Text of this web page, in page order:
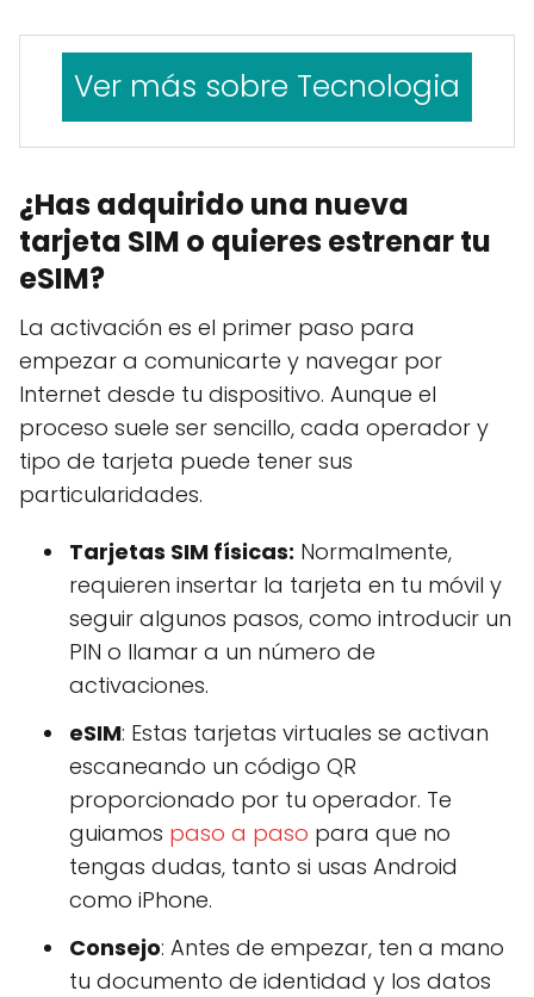
Ver más sobre Tecnologia
¿Has adquirido una nueva
tarjeta SIM o quieres estrenar tu
eSIM?
La activación es el primer paso para
empezar a comunicarte y navegar por
Internet desde tu dispositivo. Aunque el
proceso suele ser sencillo, cada operador y
tipo de tarjeta puede tener sus
particularidades.
Tarjetas SIM físicas: Normalmente,
requieren insertar la tarjeta en tu móvil y
seguir algunos pasos, como introducir un
PIN o llamar a un número de
activaciones.
eSIM: Estas tarjetas virtuales se activan
escaneando un código QR
proporcionado por tu operador. Te
guiamos paso a paso para que no
tengas dudas, tanto si usas Android
como iPhone.
Consejo: Antes de empezar, ten a mano
tu documento de identidad y los datos